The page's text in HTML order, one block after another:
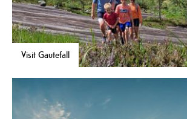
Visit Gautefall